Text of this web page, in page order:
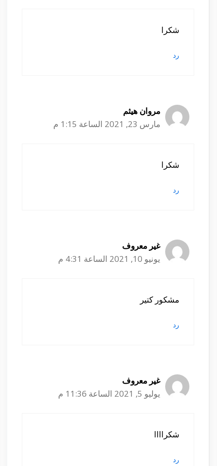
شكرا
رد
مروان هيثم
مارس 23, 2021 الساعة 1:15 م
شكرا
رد
غير معروف
يونيو 10, 2021 الساعة 4:31 م
مشكور كتير
رد
غير معروف
يوليو 5, 2021 الساعة 11:36 م
شكراااا
رد